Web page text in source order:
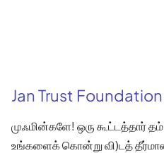
Jan Trust Foundation
முஃமின்களே! ஒரு கூட்டத்தார்
உங்களைக் கொன்று வி)டத்